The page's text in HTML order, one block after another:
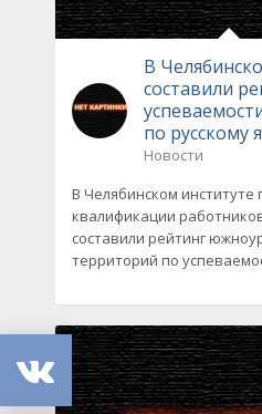
В
составили
по русскому
Новости
В Челябинском
квалификации
составили рейтинг
территорий по